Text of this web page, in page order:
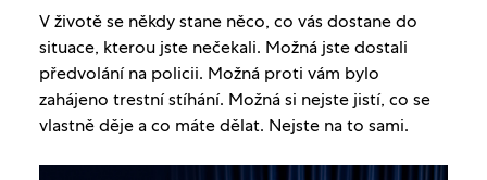
V životě se někdy stane něco, co vás dostane do
situace, kterou jste nečekali. Možná jste dostali
předvolání na policii. Možná proti vám bylo
zahájeno trestní stíhání. Možná si nejste jistí, co se
vlastně děje a co máte dělat. Nejste na to sami.